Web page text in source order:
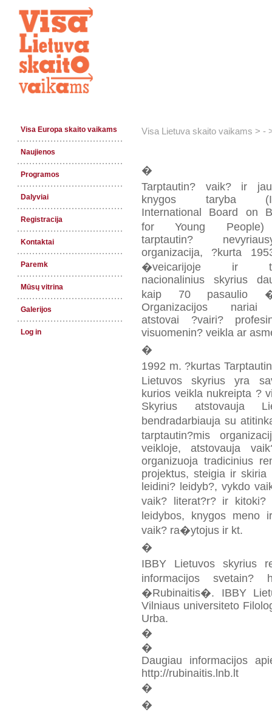
Visa Europa skaito vaikams
Naujienos
Programos
Dalyviai
Registracija
Kontaktai
Paremk
Mūsų vitrina
Galerijos
Log in
Visa Lietuva skaito vaikams > -
�
Tarptautin? vaik? ir
knygos taryba
International Board on
for Young
tarptautin?
organizacija, ?kurta
�veicarijoje ir
nacionalinius skyrius
kaip 70 pasaulio
Organizacijos
atstovai ?vairi?
visuomenin? veikla ar
�
1992 m. ?kurtas
Lietuvos skyrius yra
kurios veikla nukreipta ?
Skyrius atstovauja
bendradarbiauja su
tarptautin?mis
veikloje, atstovauja
organizuoja tradicinius
projektus, steigia ir skiria
leidini? leidyb?, vykdo
vaik? literat?r? ir
leidybos, knygos meno
vaik? ra�ytojus ir kt.
�
IBBY Lietuvos skyrius
informacijos svetain?
�Rubinaitis�. IBBY
Vilniaus universiteto
Urba.
�
�
Daugiau informacijos
http://rubinaitis.lnb.lt
�
�